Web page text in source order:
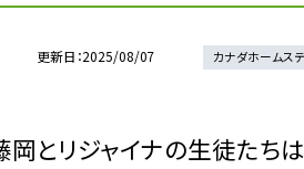
更新日 2025/08/07 カナダホームス
岡とリジャイナの生徒たち